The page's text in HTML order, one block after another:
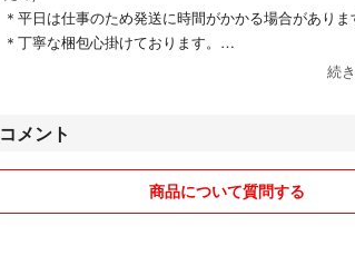
＊平日は仕事のため発送に時間がかかる場合がありま
＊丁寧な梱包心掛けております。
＊トラブル避けるため気になる点はコメント下さい。
続
コメント
商品について質問する